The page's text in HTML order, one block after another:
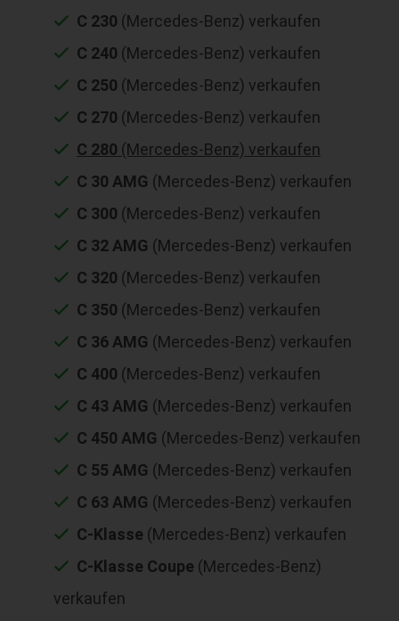
C 230 (Mercedes-Benz) verkaufen
C 240 (Mercedes-Benz) verkaufen
C 250 (Mercedes-Benz) verkaufen
C 270 (Mercedes-Benz) verkaufen
C 280 (Mercedes-Benz) verkaufen
C 30 AMG (Mercedes-Benz) verkaufen
C 300 (Mercedes-Benz) verkaufen
C 32 AMG (Mercedes-Benz) verkaufen
C 320 (Mercedes-Benz) verkaufen
C 350 (Mercedes-Benz) verkaufen
C 36 AMG (Mercedes-Benz) verkaufen
C 400 (Mercedes-Benz) verkaufen
C 43 AMG (Mercedes-Benz) verkaufen
C 450 AMG (Mercedes-Benz) verkaufen
C 55 AMG (Mercedes-Benz) verkaufen
C 63 AMG (Mercedes-Benz) verkaufen
C-Klasse (Mercedes-Benz) verkaufen
C-Klasse Coupe (Mercedes-Benz)
verkaufen